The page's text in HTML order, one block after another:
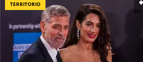
TERRITORIO